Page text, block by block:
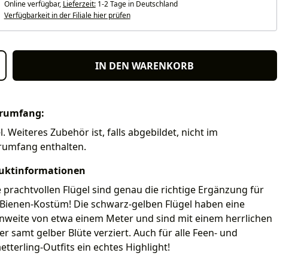
Online verfügbar, Lieferzeit:1-2 Tage in Deutschland
Verfügbarkeit in der Filiale hier prüfen
IN DEN WARENKORB
Weiteres Zubehör ist, falls abgebildet, nicht im
enthalten.
prachtvollen Flügel sind genau die richtige Ergänzung für
Kostüm! Die schwarz-gelben Flügel haben eine
von etwa einem Meter und sind mit einem herrlichen
samt gelber Blüte verziert. Auch für alle Feen- und
Outfits ein echtes Highlight!